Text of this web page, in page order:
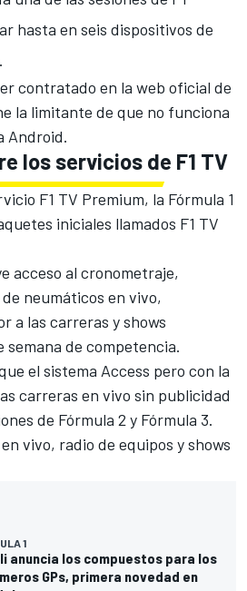
hasta en seis dispositivos de
contratado en la web oficial de
la limitante de que no funciona
Android.
los servicios de F1 TV
F1 TV Premium, la Fórmula 1
iniciales llamados F1 TV
acceso al cronometraje,
neumáticos en vivo,
a las carreras y shows
semana de competencia.
el sistema Access pero con la
carreras en vivo sin publicidad
de Fórmula 2 y Fórmula 3.
vivo, radio de equipos y shows
1
anuncia los compuestos para los
GPs, primera novedad en